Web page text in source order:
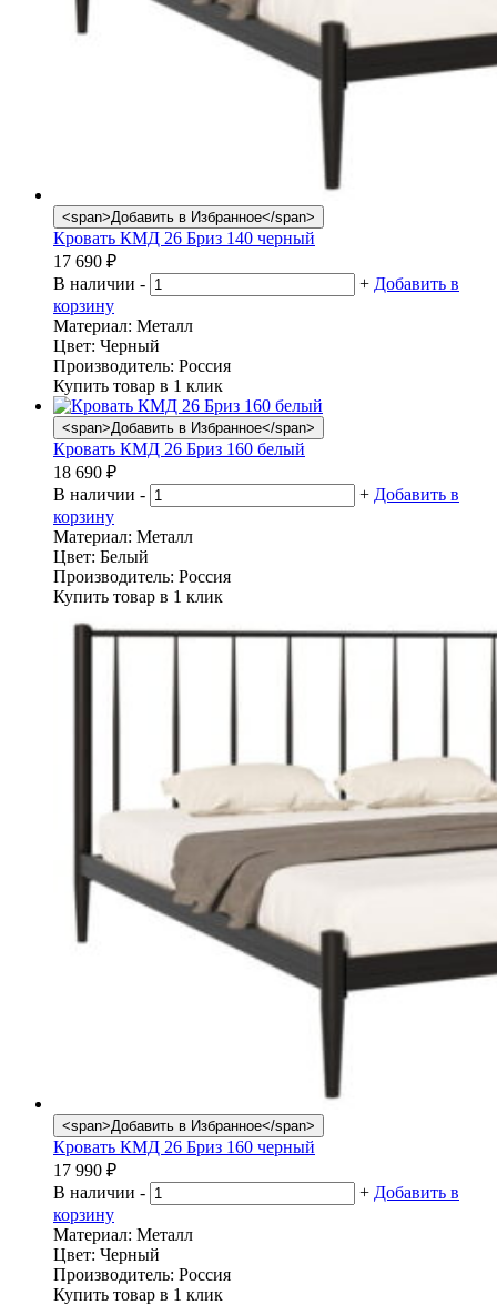
<span>Добавить в Избранное</span>
Кровать КМД 26 Бриз 140 черный
17 690 ₽
В наличии - + Добавить в
корзину
Материал: Металл
Цвет: Черный
Производитель: Россия
Купить товар в 1 клик
<span>Добавить в Избранное</span>
Кровать КМД 26 Бриз 160 белый
18 690 ₽
В наличии - + Добавить в
корзину
Материал: Металл
Цвет: Белый
Производитель: Россия
Купить товар в 1 клик
<span>Добавить в Избранное</span>
Кровать КМД 26 Бриз 160 черный
17 990 ₽
В наличии - + Добавить в
корзину
Материал: Металл
Цвет: Черный
Производитель: Россия
Купить товар в 1 клик